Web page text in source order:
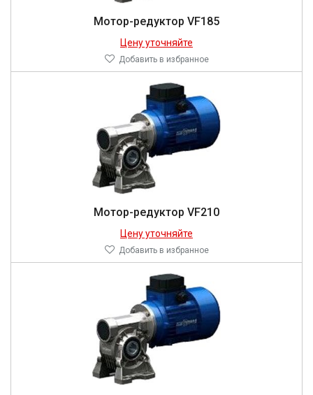
Мотор-редуктор VF185
Цену уточняйте
Добавить в избранное
Мотор-редуктор VF210
Цену уточняйте
Добавить в избранное